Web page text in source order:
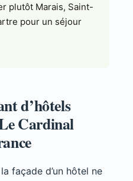
plutôt Marais, Saint-
pour un séjour
d’hôtels
Cardinal
façade d’un hôtel ne